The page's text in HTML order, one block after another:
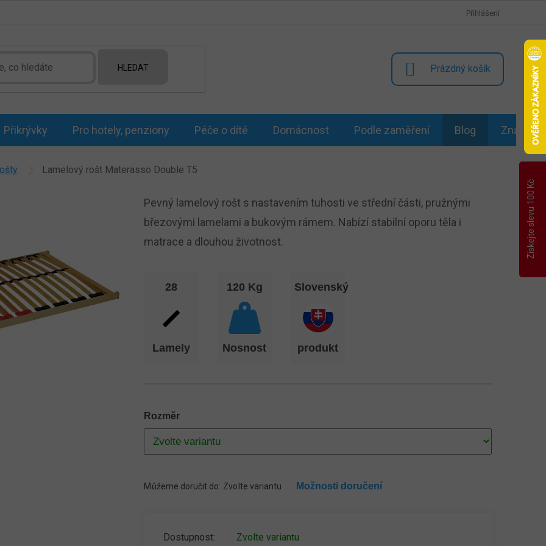
Přihlášení
HLEDAT
NÁKUPNÍ
KOŠÍK
Prázdný košík
Přikrývky Pro hotely, penziony Péče o dítě Domácnost Podle zaměření Blog Značky
Lamelový rošt Materasso Double T5
Zvolte variantu
Rozměr
Můžeme doručit do: Zvolte variantu Možnosti doručení
Pevný lamelový rošt s nastavením tuhosti ve střední části, pružnými
březovými lamelami a bukovým rámem. Nabízí stabilní oporu těla i
matrace a dlouhou životnost.
28
Lamely
120 Kg
Nosnost
Slovenský
produkt
Získejte slevu 100 Kč